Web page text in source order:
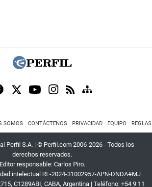
SOMOS CONTÁCTENOS PRIVACIDAD EQUIPO
Perfil S.A. | © Perfil.com 2006-2026 - Todos los
derechos reservados.
Editor responsable: Carlos Piro.
intelectual RL-2024-31002957-APN-DNDA#MJ
, C1289ABI, CABA, Argentina | Teléfono: +54 9 11